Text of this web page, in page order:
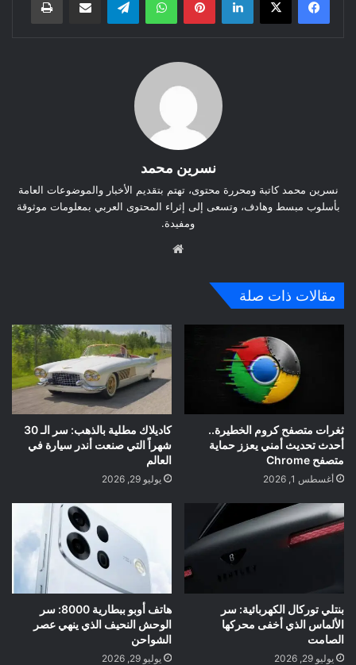
نسرين محمد
نسرين محمد كاتبة ومحررة محتوى، تهتم بتقديم الأخبار والموضوعات العامة
بأسلوب مبسط وهادف، وتسعى إلى إثراء المحتوى العربي بمعلومات موثوقة
ومفيدة.
مقالات ذات صلة
ثغرات متصفح كروم الخطيرة..
أحدث تحديث أمني يعزز حماية
متصفح Chrome
أغسطس 1, 2026
كاديلاك مطلية بالذهب: سر الـ 30
شهراً التي صنعت أندر سيارة في
العالم
يوليو 29, 2026
بنتلي توركال الكهربائية: سر
الألماس الذي أخفى محركها
الصامت
يوليو 29, 2026
هاتف أوبو ببطارية 8000: سر
الوحش النحيف الذي ينهي عصر
الشواحن
يوليو 29, 2026